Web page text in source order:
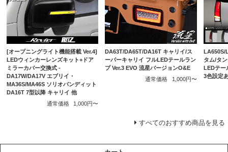
[オープニングライト機能搭載 Ver.4]
LEDウィンカーレンズキット+ドア
ミラーカバー交換式 -
DA17W/DA17V エブリイ・
MA36S/MA46S ソリオバンディット
DA16T 7型以降 キャリイ 他
通常価格
1,000円〜
DA63T/DA65T/DA16T キャリイ/ス
ーパーキャリイ フルLEDテールラン
プ Ver.3 EVO 流星バージョンO&E
通常価格
1,000円〜
LA650S/
タム/タ
LEDテー
3色設定
すべてのおすすめ商品を見る